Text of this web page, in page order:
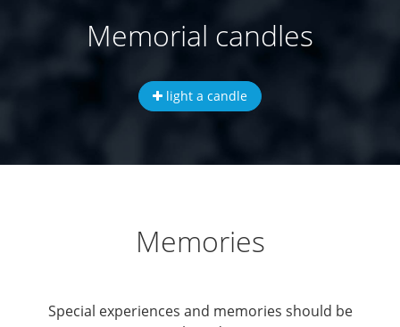
Memorial candles
light a candle
Memories
Special experiences and memories should be